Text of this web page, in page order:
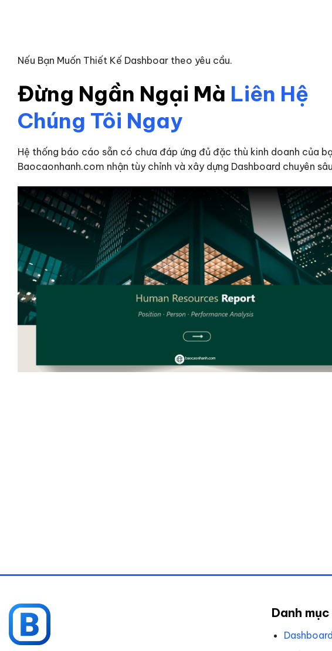
Nếu Bạn Muốn Thiết Kế Dashboar theo yêu cầu.
Đừng Ngần Ngại Mà Liên Hệ
Chúng Tôi Ngay
Hệ thống báo cáo sẵn có chưa đáp ứng đủ đặc thù kinh doanh của
Baocaonhanh.com nhận tùy chỉnh và xây dựng Dashboard chuyên
Danh mục